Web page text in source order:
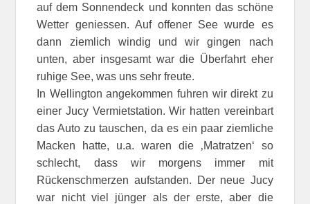
auf dem Sonnendeck und konnten das schöne
Wetter geniessen. Auf offener See wurde es
dann ziemlich windig und wir gingen nach
unten, aber insgesamt war die Überfahrt eher
ruhige See, was uns sehr freute.
In Wellington angekommen fuhren wir direkt zu
einer Jucy Vermietstation. Wir hatten vereinbart
das Auto zu tauschen, da es ein paar ziemliche
Macken hatte, u.a. waren die ‚Matratzen‘ so
schlecht, dass wir morgens immer mit
Rückenschmerzen aufstanden. Der neue Jucy
war nicht viel jünger als der erste, aber die